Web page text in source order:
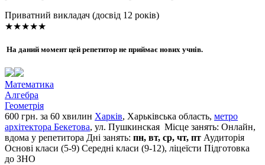
Приватний викладач (досвід 12 років)
★★★★★
На даний момент цей репетитор не приймає нових учнів.
Математика
Алгебра
Геометрія
600 грн. за 60 хвилин Харків, Харьківська область, метро
архітектора Бекетова, ул. Пушкинская Місце занять: Онлайн,
вдома у репетитора Дні занять: пн, вт, ср, чт, пт Аудиторія
Основі класи (5-9) Середні класи (9-12), ліцеїсти Підготовка
до ЗНО